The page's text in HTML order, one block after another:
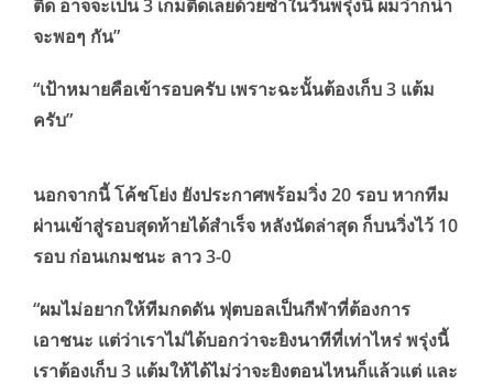
ติด อาจจะเป็น 3 เกมติดเลยด้วยซ้ำในวันพรุ่งนี้ ผมว่าก็น่า
จะพอๆ กัน”
“เป้าหมายคือเข้ารอบครับ เพราะฉะนั้นต้องเก็บ 3 แต้ม
ครับ”
นอกจากนี้ โค้ชโย่ง ยังประกาศพร้อมวิ่ง 20 รอบ หากทีม
ผ่านเข้าสู่รอบสุดท้ายได้สำเร็จ หลังนัดล่าสุด ก็บนวิ่งไว้ 10
รอบ ก่อนเกมชนะ ลาว 3-0
“ผมไม่อยากให้ทีมกดดัน ฟุตบอลเป็นกีฬาที่ต้องการ
เอาชนะ แต่ว่าเราไม่ได้บอกว่าจะยิงนาทีที่เท่าไหร่ พรุ่งนี้
เราต้องเก็บ 3 แต้มให้ได้ไม่ว่าจะยิงตอนไหนก็แล้วแต่ และ